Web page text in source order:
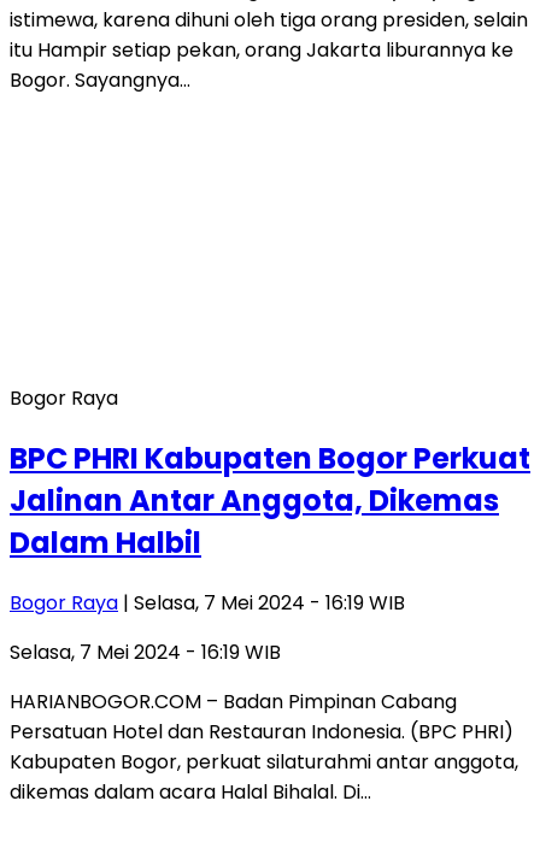
istimewa, karena dihuni oleh tiga orang presiden, selain
itu Hampir setiap pekan, orang Jakarta liburannya ke
Bogor. Sayangnya…
Bogor Raya
BPC PHRI Kabupaten Bogor Perkuat
Jalinan Antar Anggota, Dikemas
Dalam Halbil
Bogor Raya | Selasa, 7 Mei 2024 - 16:19 WIB
Selasa, 7 Mei 2024 - 16:19 WIB
HARIANBOGOR.COM – Badan Pimpinan Cabang
Persatuan Hotel dan Restauran Indonesia. (BPC PHRI)
Kabupaten Bogor, perkuat silaturahmi antar anggota,
dikemas dalam acara Halal Bihalal. Di…